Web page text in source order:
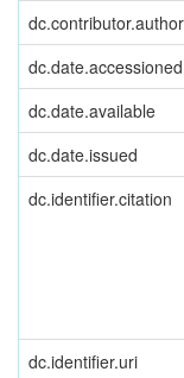
dc.contributor.author
dc.date.accessioned
dc.date.available
dc.date.issued
dc.identifier.citation
dc.identifier.uri